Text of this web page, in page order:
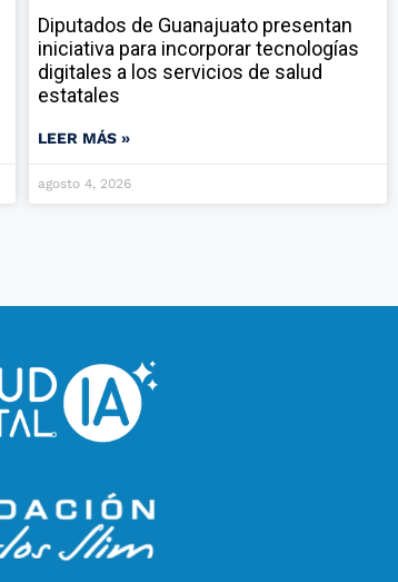
Diputados de Guanajuato presentan
iniciativa para incorporar tecnologías
digitales a los servicios de salud
estatales
LEER MÁS »
agosto 4, 2026